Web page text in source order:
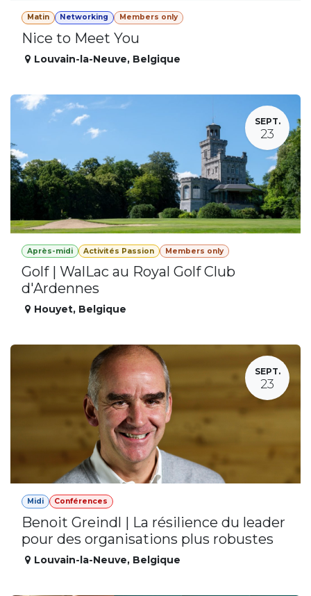
Matin Networking Members only
Nice to Meet You
Louvain-la-Neuve, Belgique
SEPT.
23
Après-midi Activités Passion Members only
Golf | WalLac au Royal Golf Club
d'Ardennes
Houyet, Belgique
SEPT.
23
Midi Conférences
Benoit Greindl | La résilience du leader
pour des organisations plus robustes
Louvain-la-Neuve, Belgique